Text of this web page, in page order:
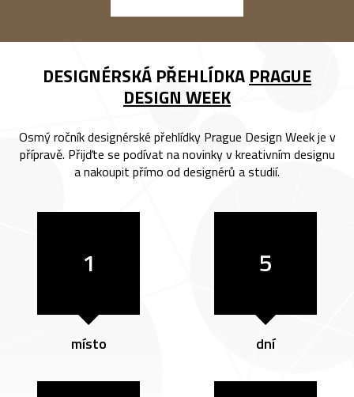
DESIGNÉRSKÁ PŘEHLÍDKA PRAGUE
DESIGN WEEK
Osmý ročník designérské přehlídky Prague Design Week je v
přípravě. Přijďte se podívat na novinky v kreativním designu
a nakoupit přímo od designérů a studií.
1
místo
5
dní